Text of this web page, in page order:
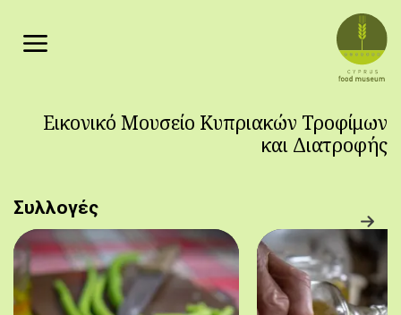
Εικονικό Μουσείο Κυπριακών Τροφίμων
και Διατροφής
Συλλογές